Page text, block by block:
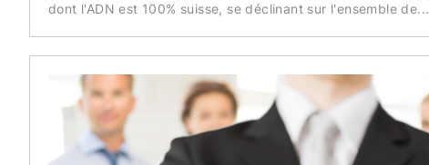
dont l'ADN est 100% suisse, se déclinant sur l'ensemble de...